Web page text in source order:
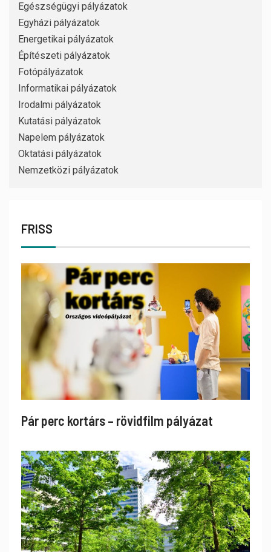
Egészségügyi pályázatok
Egyházi pályázatok
Energetikai pályázatok
Építészeti pályázatok
Fotópályázatok
Informatikai pályázatok
Irodalmi pályázatok
Kutatási pályázatok
Napelem pályázatok
Oktatási pályázatok
Nemzetközi pályázatok
FRISS
Pár perc kortárs – rövidfilm pályázat